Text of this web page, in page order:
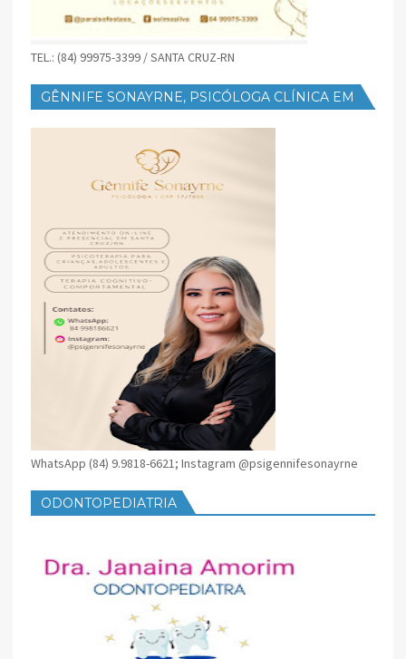
TEL.: (84) 99975-3399 / SANTA CRUZ-RN
GÊNNIFE SONAYRNE, PSICÓLOGA CLÍNICA EM
WhatsApp (84) 9.9818-6621; Instagram @psigennifesonayrne
ODONTOPEDIATRIA